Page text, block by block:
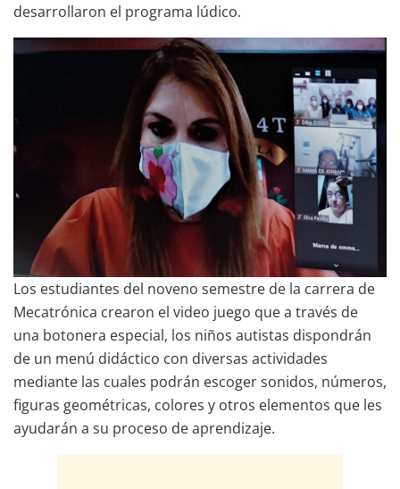
desarrollaron el programa lúdico.
Los estudiantes del noveno semestre de la carrera de
Mecatrónica crearon el video juego que a través de
una botonera especial, los niños autistas dispondrán
de un menú didáctico con diversas actividades
mediante las cuales podrán escoger sonidos, números,
figuras geométricas, colores y otros elementos que les
ayudarán a su proceso de aprendizaje.